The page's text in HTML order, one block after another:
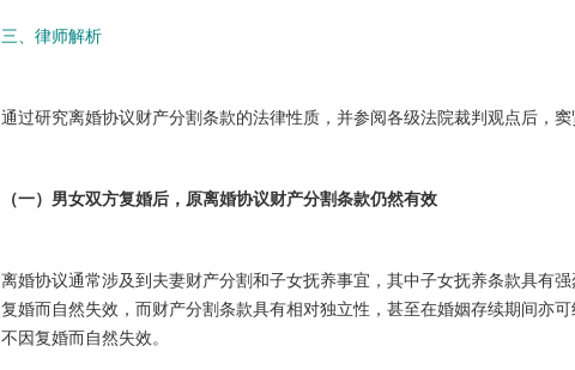
三、律师解析
通过研究离婚协议财产分割条款的法律性质，并参阅各级法院裁判观点后，窦
（一）男女双方复婚后，原离婚协议财产分割条款仍然有效
离婚协议通常涉及到夫妻财产分割和子女抚养事宜，其中子女抚养条款具有
复婚而自然失效，而财产分割条款具有相对独立性，甚至在婚姻存续期间亦
不因复婚而自然失效。